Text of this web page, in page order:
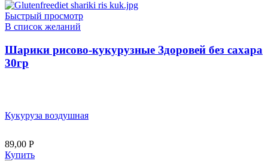
Быстрый просмотр
В список желаний
Шарики рисово-кукурузные Здоровей без сахара
30гр
Кукуруза воздушная
89,00 Р
Купить